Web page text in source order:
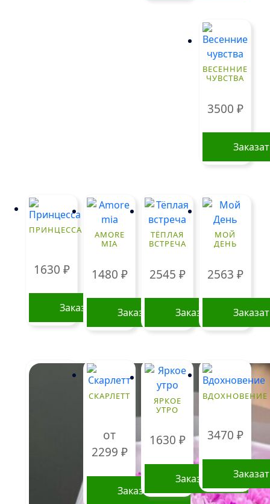
ВЕСЕННИЕ
ЧУВСТВА
3500 ₽
ПРИНЦЕССА
1630 ₽
Заказать
AMORE
MIA
1480 ₽
Заказать
ТЁПЛАЯ
ВСТРЕЧА
2545 ₽
Заказать
МОЙ
ДЕНЬ
2563 ₽
СКАРЛЕТТ
от
2299 ₽
Заказать
ЯРКОЕ
УТРО
1630 ₽
Заказать
ВДОХНОВЕНИЕ
3470 ₽